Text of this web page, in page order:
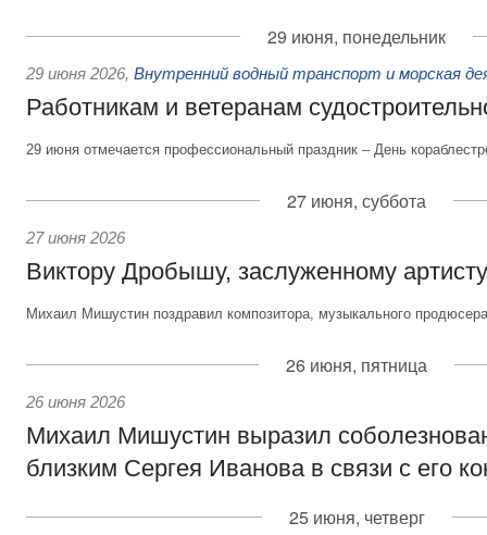
29 июня, понедельник
29 июня 2026, Внутренний водный транспорт и морская
Работникам и ветеранам
29 июня отмечается профессиональный праздник – День
27 июня, суббота
27 июня 2026
Виктору Дробышу, заслуженному
Михаил Мишустин поздравил композитора, музыкального
26 июня, пятница
26 июня 2026
Михаил Мишустин выразил
близким Сергея Иванова в связи с его
25 июня, четверг